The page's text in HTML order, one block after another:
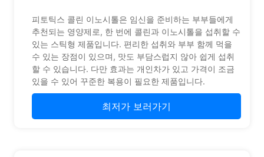
피토틱스 콜린 이노시톨은 임신을 준비하는 부부들에게
추천되는 영양제로, 한 번에 콜린과 이노시톨을 섭취할 수
있는 스틱형 제품입니다. 편리한 섭취와 부부 함께 먹을
수 있는 장점이 있으며, 맛도 부담스럽지 않아 쉽게 섭취
할 수 있습니다. 다만 효과는 개인차가 있고 가격이 조금
있을 수 있어 꾸준한 복용이 필요한 제품입니다.
최저가 보러가기